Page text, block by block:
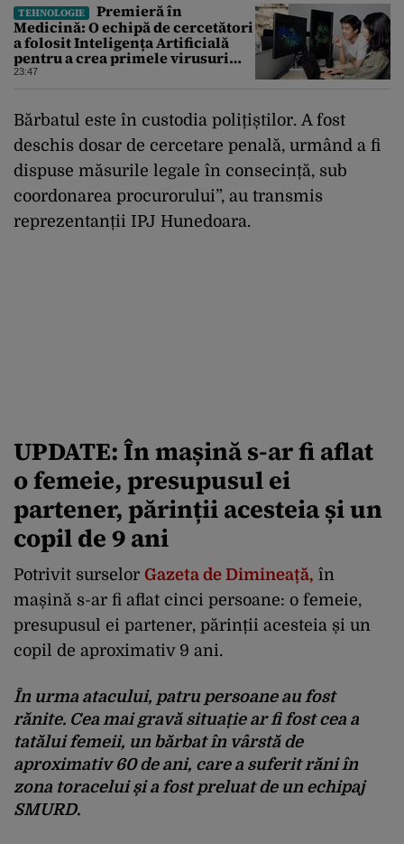
TEHNOLOGIE
Premieră în
Medicină: O echipă de cercetători
a folosit Inteligența Artificială
pentru a crea primele virusuri
sintetice la tratarea de E.coli
23:47
Bărbatul este în custodia polițiștilor. A fost
deschis dosar de cercetare penală, urmând a fi
dispuse măsurile legale în consecință, sub
coordonarea procurorului”, au transmis
reprezentanții IPJ Hunedoara.
UPDATE:În mașină s-ar fi aflat
o femeie, presupusul ei
partener, părinții acesteia și un
copil de 9 ani
Potrivit surselor Gazeta de Dimineață, în
mașină s-ar fi aflat cinci persoane: o femeie,
presupusul ei partener, părinții acesteia și un
copil de aproximativ 9 ani.
În urma atacului, patru persoane au fost
rănite. Cea mai gravă situație ar fi fost cea a
tatălui femeii, un bărbat în vârstă de
aproximativ 60 de ani, care a suferit răni în
zona toracelui și a fost preluat de un echipaj
SMURD.